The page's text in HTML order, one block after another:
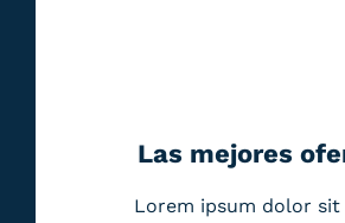
Las mejores
Lorem ipsum dolor sit